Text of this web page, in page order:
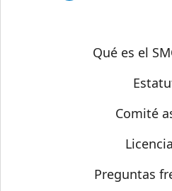
Sobre SMCQué es el
Comité
Preguntas